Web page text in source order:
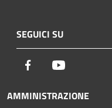
SEGUICI SU
Facebook
AMMINISTRAZIONE